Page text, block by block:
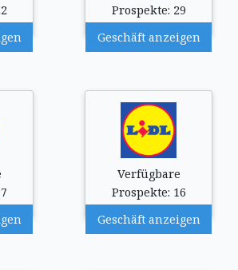
Prospekte: 29
Geschäft anzeigen
Verfügbare
Prospekte: 16
Geschäft anzeigen